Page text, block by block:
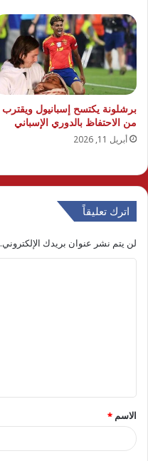
برشلونة يكتسح إسبانيول ويقترب
من الاحتفاظ بالدوري الإسباني
أبريل 11, 2026
اترك تعليقاً
لن يتم نشر عنوان بريدك الإلكتروني.
ق
*
الاسم *